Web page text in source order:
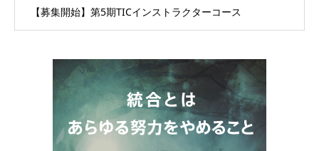
【募集開始】第5期TICインストラクターコース